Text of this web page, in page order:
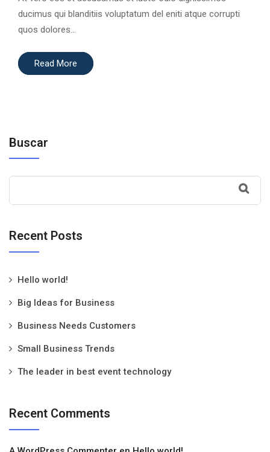
ducimus qui blanditiis voluptatum del eniti atque corrupti
quos dolores…
Read More
Buscar
Recent Posts
Hello world!
Big Ideas for Business
Business Needs Customers
Small Business Trends
The leader in best event technology
Recent Comments